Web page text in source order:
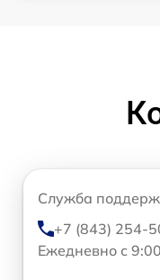
Служба
+7 (843) 254-
Ежедневно с